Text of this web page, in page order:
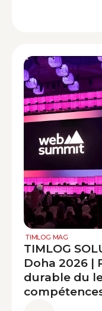
TIMLOG MAG
TIMLOG
Doha 2026 |
durable du